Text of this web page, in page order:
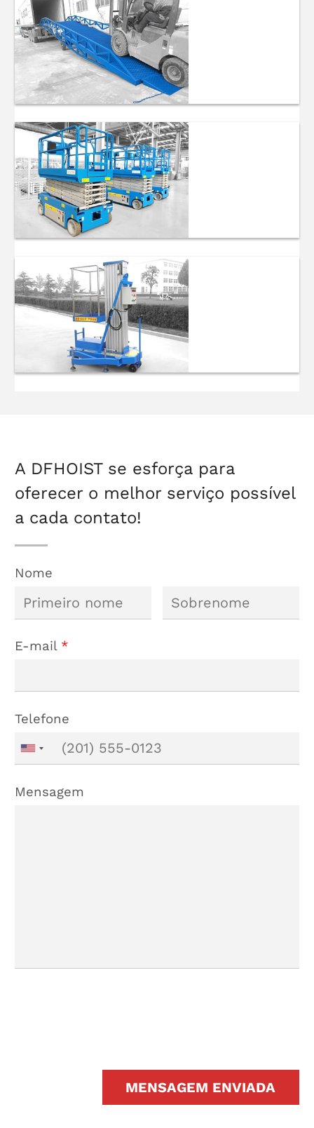
Nivelador
Hidráulico de
Dock
Elevadores
autopropulsados
tipo tesoura
A DFHOIST se esforça para
oferecer o melhor serviço possível
a cada contato!
Nome
E-mail *
Telefone
Mensagem
MENSAGEM ENVIADA